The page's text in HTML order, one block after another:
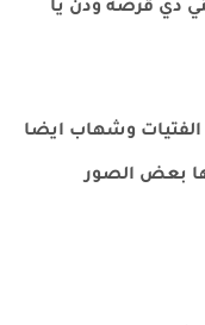
دي قرصه ودن يا
وشهاب ايضا
بعض الصور